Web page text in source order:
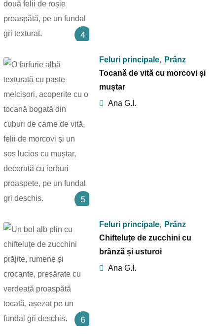
4
5
Feluri principale, Prânz
Tocană de vită cu morcovi și
muștar
Ana G.I.
6
Feluri principale, Prânz
Chifteluțe de zucchini cu
brânză și usturoi
Ana G.I.